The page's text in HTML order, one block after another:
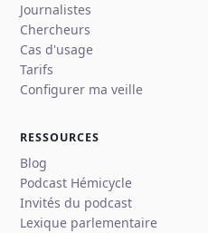
Journalistes
Chercheurs
Cas d'usage
Tarifs
Configurer ma veille
RESSOURCES
Blog
Podcast Hémicycle
Invités du podcast
Lexique parlementaire